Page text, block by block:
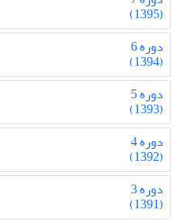
(1395)
دوره 6
(1394)
دوره 5
(1393)
دوره 4
(1392)
دوره 3
(1391)